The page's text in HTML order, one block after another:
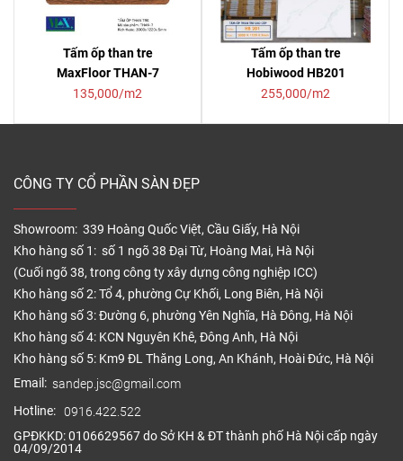
Tấm ốp than tre
MaxFloor THAN-7
135,000/m2
Tấm ốp than tre
Hobiwood HB201
255,000/m2
CÔNG TY CỔ PHẦN SÀN ĐẸP
Showroom: 339 Hoàng Quốc Việt, Cầu Giấy, Hà Nội
Kho hàng số 1: số 1 ngõ 38 Đại Từ, Hoàng Mai, Hà Nội
(Cuối ngõ 38, trong công ty xây dựng công nghiệp ICC)
Kho hàng số 2: Tổ 4, phường Cự Khối, Long Biên, Hà Nội
Kho hàng số 3: Đường 6, phường Yên Nghĩa, Hà Đông, Hà Nội
Kho hàng số 4: KCN Nguyên Khê, Đông Anh, Hà Nội
Kho hàng số 5: Km9 ĐL Thăng Long, An Khánh, Hoài Đức, Hà Nội
Email: sandep.jsc@gmail.com
Hotline: 0916.422.522
GPĐKKD: 0106629567 do Sở KH & ĐT thành phố Hà Nội cấp ngày
04/09/2014